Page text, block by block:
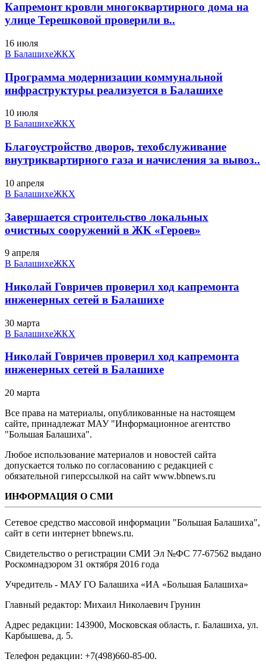
Капремонт кровли многоквартирного дома на
улице Терешковой проверили в..
16 июля
В БалашихеЖКХ
Программа модернизации коммунальной
инфраструктуры реализуется в Балашихе
10 июля
В БалашихеЖКХ
Благоустройство дворов, техобслуживание
внутриквартирного газа и начисления за вывоз..
10 апреля
В БалашихеЖКХ
Завершается строительство локальных
очистных сооружений в ЖК «Героев»
9 апреля
В БалашихеЖКХ
Николай Говричев проверил ход капремонта
инженерных сетей в Балашихе
30 марта
В БалашихеЖКХ
Николай Говричев проверил ход капремонта
инженерных сетей в Балашихе
20 марта
Все права на материалы, опубликованные на настоящем
сайте, принадлежат МАУ "Информационное агентство
"Большая Балашиха".
Любое использование материалов и новостей сайта
допускается только по согласованию с редакцией с
обязательной гиперссылкой на сайт www.bbnews.ru
ИНФОРМАЦИЯ О СМИ
Сетевое средство массовой информации "Большая Балашиха",
сайт в сети интернет bbnews.ru.
Свидетельство о регистрации СМИ Эл №ФС ‎77-67562 выдано
Роскомнадзором 31 октября 2016 года
Учредитель - МАУ ГО Балашиха «ИА «Большая Балашиха»
Главный редактор: Михаил Николаевич Грунин
Адрес редакции: 143900, Московская область, г. Балашиха, ул.
Карбышева, д. 5.
Телефон редакции: +7(498)660-85-00.